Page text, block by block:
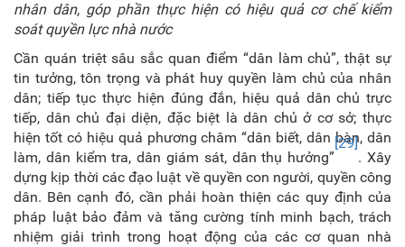
nhân dân, góp phần thực hiện có hiệu quả cơ chế kiểm
soát quyền lực nhà nước
Cần quán triệt sâu sắc quan điểm “dân làm chủ”, thật sự
tin tưởng, tôn trọng và phát huy quyền làm chủ của nhân
dân; tiếp tục thực hiện đúng đắn, hiệu quả dân chủ trực
tiếp, dân chủ đại diện, đặc biệt là dân chủ ở cơ sở; thực
hiện tốt có hiệu quả phương châm “dân biết, dân bàn, dân
làm, dân kiểm tra, dân giám sát, dân thụ hưởng”
[29]
. Xây
dựng kịp thời các đạo luật về quyền con người, quyền công
dân. Bên cạnh đó, cần phải hoàn thiện các quy định của
pháp luật bảo đảm và tăng cường tính minh bạch, trách
nhiệm giải trình trong hoạt động của các cơ quan nhà